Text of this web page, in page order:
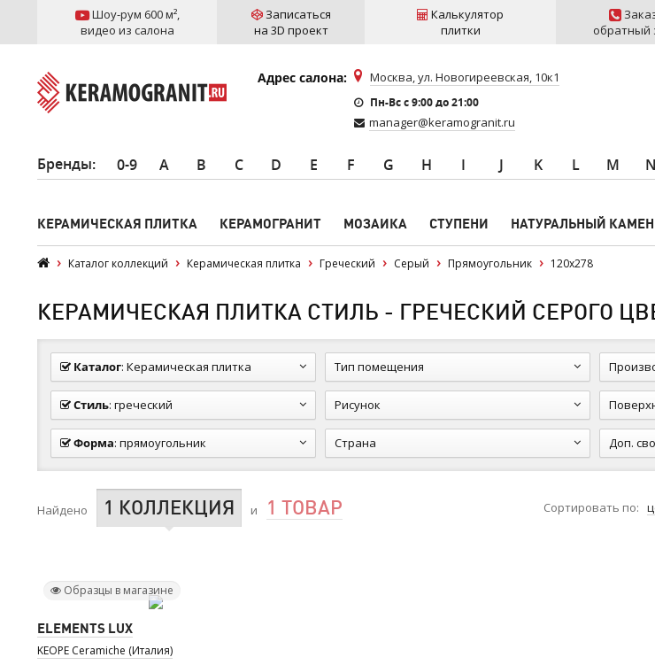
Шоу-рум 600 м²,
видео из салона
Записаться
на 3D проект
Калькулятор
плитки
обратный
Адрес салона: Москва, ул. Новогиреевская, 10к1
Пн-Вс c 9:00 до 21:00
manager@keramogranit.ru
Бренды: 0-9 A B C D E F G H I J K L M N
КЕРАМИЧЕСКАЯ ПЛИТКА КЕРАМОГРАНИТ МОЗАИКА СТУПЕНИ НАТУРАЛЬНЫЙ
Каталог коллекций Керамическая плитка Греческий Серый Прямоугольник 120x278
КЕРАМИЧЕСКАЯ ПЛИТКА СТИЛЬ - ГРЕЧЕСКИЙ СЕРОГО
Каталог: Керамическая плитка Тип помещения
Стиль: греческий Рисунок
Форма: прямоугольник Страна Доп.
Найдено 1 КОЛЛЕКЦИЯ и 1 ТОВАР Сортировать по:
Образцы в магазине
ELEMENTS LUX
KEOPE Ceramiche (Италия)